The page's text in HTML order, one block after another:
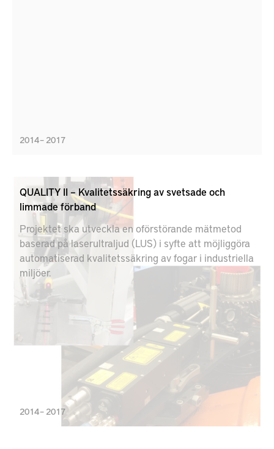
2014 – 2017
QUALITY II – Kvalitetssäkring av svetsade och
limmade förband
Projektet ska utveckla en oförstörande mätmetod
baserad på laserultraljud (LUS) i syfte att möjliggöra
automatiserad kvalitetssäkring av fogar i industriella
miljöer.
2014 – 2017